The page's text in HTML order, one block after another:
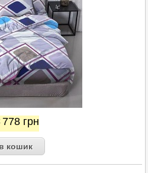
778 грн